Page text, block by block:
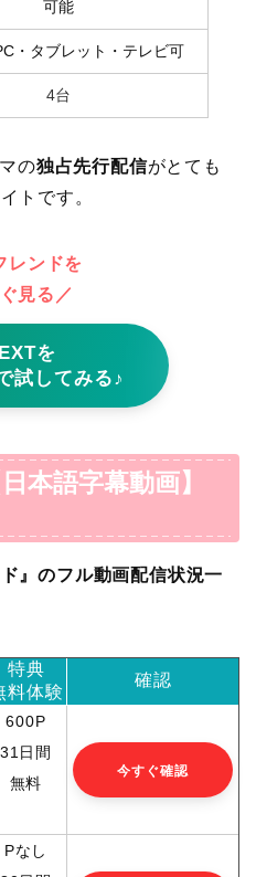
可能
・タブレット・テレビ可
4台
の独占先行配信がとても
トです。
レンドを
見る／
を
試してみる♪
本語字幕動画】
』のフル動画配信状況一
特典
料体験
確認
600P
31日間
無料
今すぐ確認
Pなし